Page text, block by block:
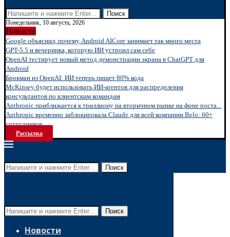
Поиск
Понедельник, 10 августа, 2026
Новости
Google объяснил, почему Android AICore занимает так много места
GPT-5.5 и вечеринка, которую ИИ устроил сам себе
OpenAI тестирует новый метод демонстрации экрана в ChatGPT для
Android
Брокман из OpenAI: ИИ теперь пишет 80% кода
McKinsey будет использовать ИИ-агентов для распределения
консультантов по клиентским командам
Anthropic приближается к триллиону на вторичном рынке на фоне роста...
Anthropic временно заблокировала Claude для всей компании Belo: 60+
сотрудников...
Рассылка
Поиск
Поиск
Новости